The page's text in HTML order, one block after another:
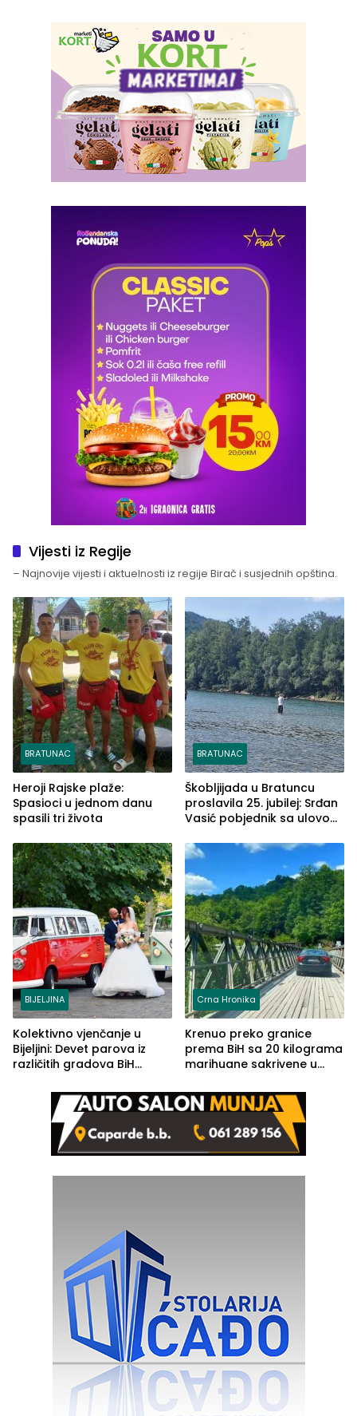
Vijesti iz Regije
– Najnovije vijesti i aktuelnosti iz regije Birač i susjednih opština.
BRATUNAC
Heroji Rajske plaže:
Spasioci u jednom danu
spasili tri života
BRATUNAC
Škobljijada u Bratuncu
proslavila 25. jubilej: Srđan
Vasić pobjednik sa ulovom
BIJELJINA
Kolektivno vjenčanje u
Bijeljini: Devet parova iz
različitih gradova BiH
Crna Hronika
Krenuo preko granice
prema BiH sa 20 kilograma
marihuane sakrivene u